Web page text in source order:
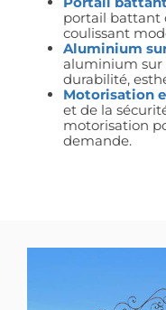
portail battant
coulissant
Aluminium
aluminium sur
durabilité,
Motorisation
et de la
motorisation
demande.